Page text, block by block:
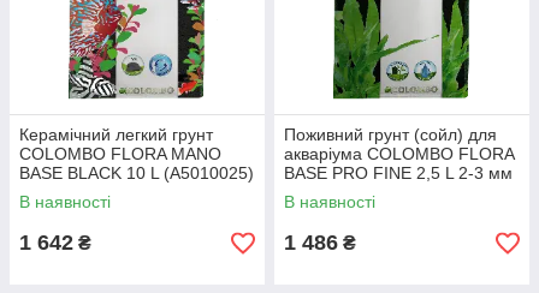
Керамічний легкий грунт
COLOMBO FLORA MANO
BASE BLACK 10 L (A5010025)
В наявності
1 642 ₴
Поживний грунт (сойл) для
акваріума COLOMBO FLORA
BASE PRO FINE 2,5 L 2-3 мм
(A5010050)
В наявності
1 486 ₴